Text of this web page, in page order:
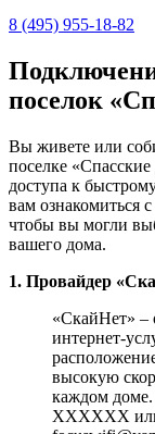
8 (495) 955-18-82
поселок
Вы живете или
поселке
доступа к
вам ознакомиться
чтобы вы могли
вашего дома.
1. Провайдер
«СкайНет» –
интернет-
высокую
каждом
XXXXXX